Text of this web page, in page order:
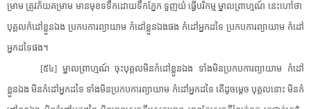
ម្រាម​ ​ត្រូវ​ភ័យ​គម្រាម​ ​មានមុខ​ទទឹក​ដោយ​ទឹកភ្នែក​ ​ទួញ​យំ​ ​ធ្វើ​បរិកម្ម​ ​ម្នាល​ព្រាហ្មណ៍​ ​នេះ​ហៅថា​ ​
បុគ្គល​កំ​ដៅ​ខ្លួនឯង​ ​ប្រកប​ការ​ព្យាយាម​ ​កំ​ដៅ​ខ្លួនឯង​ផង​ ​កំ​ដៅ​អ្នកដទៃ​ ​ប្រកប​ការ​ព្យាយាម​ ​កំ​ដៅ​
អ្នកដទៃ​ផង​។​
[​៥៤​]​ ​ម្នាល​ព្រាហ្មណ៍​ ​ចុះ​បុគ្គល​មិន​កំ​ដៅ​ខ្លួនឯង​ ​ទាំង​មិន​ប្រកប​ការ​ព្យាយាម​ ​កំ​ដៅ​
ខ្លួនឯង​ ​មិន​កំ​ដៅ​អ្នកដទៃ​ ​ទាំង​មិន​ប្រកប​ការ​ព្យាយាម​ ​កំ​ដៅ​អ្នកដទៃ​ ​តើ​ដូចម្តេច​ ​បុគ្គល​នោះ​ ​មិន​កំ​